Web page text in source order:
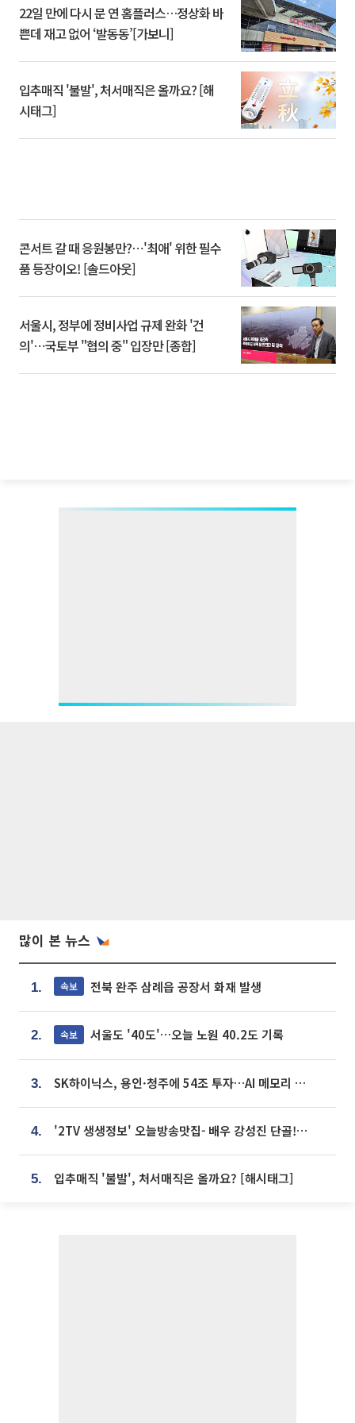
22일 만에 다시 문 연 홈플러스…정상화 바
쁜데 재고 없어 ‘발동동’[가보니]
입추매직 '불발', 처서매직은 올까요? [해
시태그]
콘서트 갈 때 응원봉만?⋯'최애' 위한 필수
품 등장이오! [솔드아웃]
서울시, 정부에 정비사업 규제 완화 '건
의'⋯국토부 "협의 중" 입장만 [종합]
많이 본 뉴스
1. 속보 전북 완주 삼례읍 공장서 화재 발생
2. 속보 서울도 '40도'…오늘 노원 40.2도 기록
3. SK하이닉스, 용인·청주에 54조 투자…AI 메모리 생산기지 키운다
4. '2TV 생생정보' 오늘방송맛집- 배우 강성진 단골! 쌀국수ㆍ푸팟퐁 커리 맛집 '블○○○'
5. 입추매직 '불발', 처서매직은 올까요? [해시태그]